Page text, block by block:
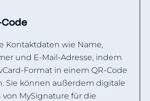
Kontaktdaten wie Name,
und E-Mail-Adresse, indem
Format in einem QR-Code
Sie können außerdem digitale
MySignature für die